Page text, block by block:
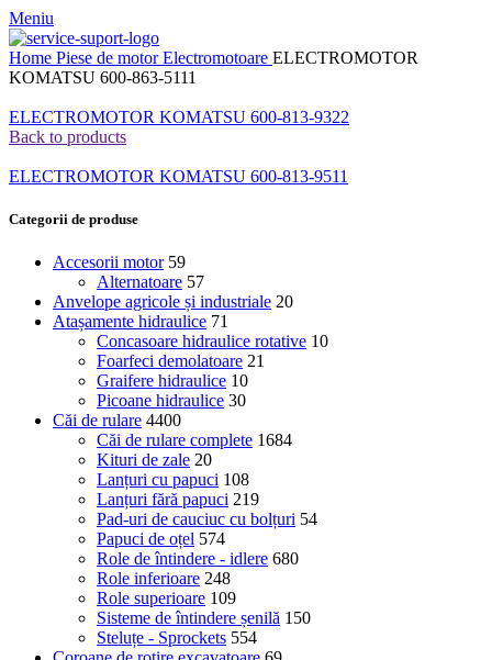
Meniu
Home Piese de motorElectromotoare ELECTROMOTOR
KOMATSU 600-863-5111
ELECTROMOTOR KOMATSU 600-813-9322
Back to products
ELECTROMOTOR KOMATSU 600-813-9511
Categorii de produse
Accesorii motor 59
Alternatoare 57
Anvelope agricole și industriale 20
Atașamente hidraulice 71
Concasoare hidraulice rotative 10
Foarfeci demolatoare 21
Graifere hidraulice 10
Picoane hidraulice 30
Căi de rulare 4400
Căi de rulare complete 1684
Kituri de zale 20
Lanțuri cu papuci 108
Lanțuri fără papuci 219
Pad-uri de cauciuc cu bolțuri 54
Papuci de oțel 574
Role de întindere - idlere 680
Role inferioare 248
Role superioare 109
Sisteme de întindere șenilă 150
Steluțe - Sprockets 554